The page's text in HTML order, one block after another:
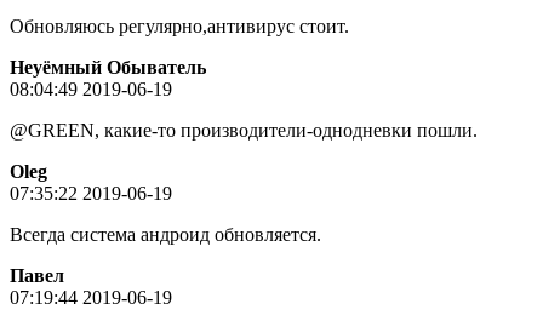
Обновляюсь регулярно,антивирус стоит.
Неуёмный Обыватель
08:04:49 2019-06-19
@GREEN, какие-то производители-однодневки пошли.
Oleg
07:35:22 2019-06-19
Всегда система андроид обновляется.
Пaвeл
07:19:44 2019-06-19